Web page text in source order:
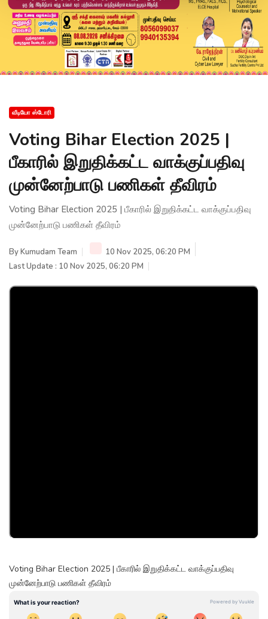
வீடியோ ஸ்டோரி
Voting Bihar Election 2025 |
பீகாரில் இறுதிக்கட்ட வாக்குப்பதிவு
முன்னேற்பாடு பணிகள் தீவிரம்
Voting Bihar Election 2025 | பீகாரில் இறுதிக்கட்ட வாக்குப்பதிவு
முன்னேற்பாடு பணிகள் தீவிரம்
ByKumudam Team
10 Nov 2025, 06:20 PM
Last Update : 10 Nov 2025, 06:20 PM
Voting Bihar Election 2025 | பீகாரில் இறுதிக்கட்ட வாக்குப்பதிவு
முன்னேற்பாடு பணிகள் தீவிரம்